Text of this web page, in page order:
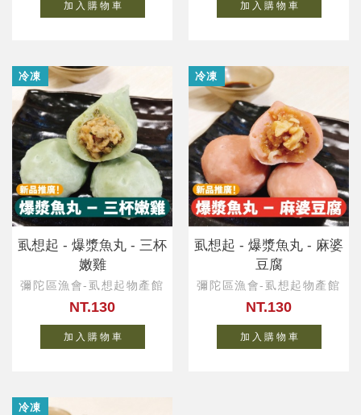
加 入 購 物 車 加 入 購 物 車
冷凍
虱想起 - 爆漿魚丸 - 三杯
嫩雞
彌陀區漁會-虱想起物產館
NT.130
加 入 購 物 車
冷凍
虱想起 - 爆漿魚丸 - 麻婆
豆腐
彌陀區漁會-虱想起物產館
NT.130
加 入 購 物 車
冷凍